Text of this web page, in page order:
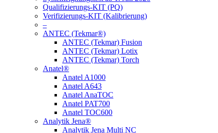
Qualifizierungs-KIT (PQ)
Verifizierungs-KIT (Kalibrierung)
–
ANTEC (Tekmar®)
ANTEC (Tekmar) Fusion
ANTEC (Tekmar) Lotix
ANTEC (Tekmar) Torch
Anatel®
Anatel A1000
Anatel A643
Anatel AnaTOC
Anatel PAT700
Anatel TOC600
Analytik Jena®
Analytik Jena Multi NC